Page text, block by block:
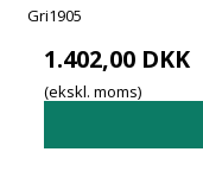
Gri1905
1.402,00 DKK
(ekskl. moms)